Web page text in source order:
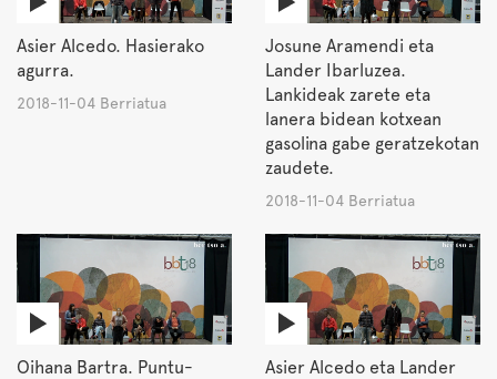
Asier Alcedo. Hasierako
agurra.
2018-11-04 Berriatua
Josune Aramendi eta
Lander Ibarluzea.
Lankideak zarete eta
lanera bidean kotxean
gasolina gabe geratzekotan
zaudete.
2018-11-04 Berriatua
Oihana Bartra. Puntu-
Asier Alcedo eta Lander